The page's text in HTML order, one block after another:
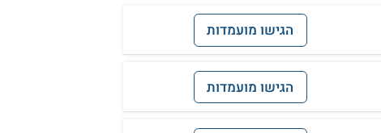
הגישו מועמדות
הגישו מועמדות